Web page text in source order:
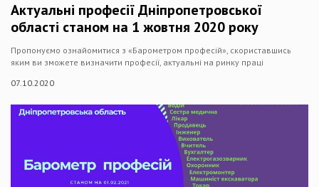
Актуальні професії Дніпропетровської
області станом на 1 жовтня 2020 року
Пропонуємо ознайомитися з «Барометром професій», скориставшись
яким ви зможете визначити професії, актуальні на ринку праці
07.10.2020